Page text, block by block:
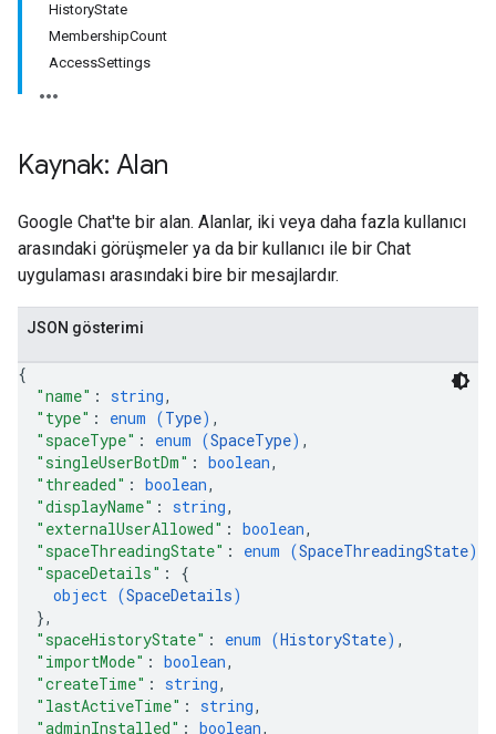
HistoryState
MembershipCount
AccessSettings
Kaynak: Alan
Google Chat'te bir alan. Alanlar, iki veya daha fazla kullanıcı
arasındaki görüşmeler ya da bir kullanıcı ile bir Chat
uygulaması arasındaki bire bir mesajlardır.
JSON gösterimi
{
"name" : string,
"type" : enum (Type) ,
"spaceType" : enum (SpaceType) ,
"singleUserBotDm" : boolean,
"threaded" : boolean,
"displayName" : string,
"externalUserAllowed" : boolean,
"spaceThreadingState" : enum (SpaceThreadingState)
"spaceDetails" : {
object (SpaceDetails)
},
"spaceHistoryState" : enum (HistoryState) ,
"importMode" : boolean,
"createTime" : string,
"lastActiveTime" : string,
"adminInstalled" : boolean,